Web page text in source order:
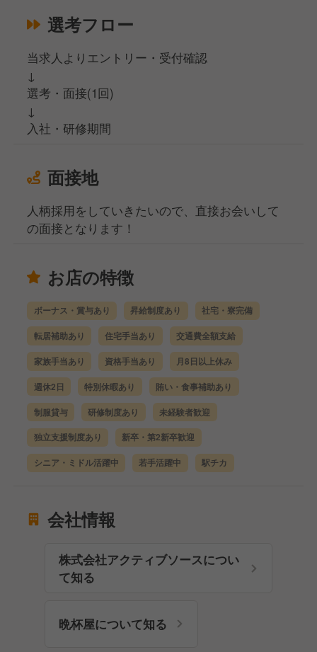
選考フロー
当求人よりエントリー・受付確認
↓
選考・面接(1回)
↓
入社・研修期間
面接地
人柄採用をしていきたいので、直接お会いして
の面接となります！
お店の特徴
ボーナス・賞与あり 昇給制度あり 社宅・寮完備
転居補助あり 住宅手当あり 交通費全額支給
家族手当あり 資格手当あり 月8日以上休み
週休2日 特別休暇あり 賄い・食事補助あり
制服貸与 研修制度あり 未経験者歓迎
独立支援制度あり 新卒・第2新卒歓迎
シニア・ミドル活躍中 若手活躍中 駅チカ
会社情報
株式会社アクティブソースについ
て知る
晩杯屋について知る